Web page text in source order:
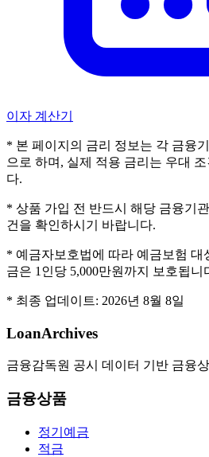
이자 계산기
* 본 페이지의 금리 정보는 각 금융
으로 하며, 실제 적용 금리는 우대
다.
* 상품 가입 전 반드시 해당 금융기
건을 확인하시기 바랍니다.
* 예금자보호법에 따라 예금보험 대
금은 1인당 5,000만원까지 보호됩니
* 최종 업데이트: 2026년 8월 8일
LoanArchives
금융감독원 공시 데이터 기반 금융
금융상품
정기예금
적금